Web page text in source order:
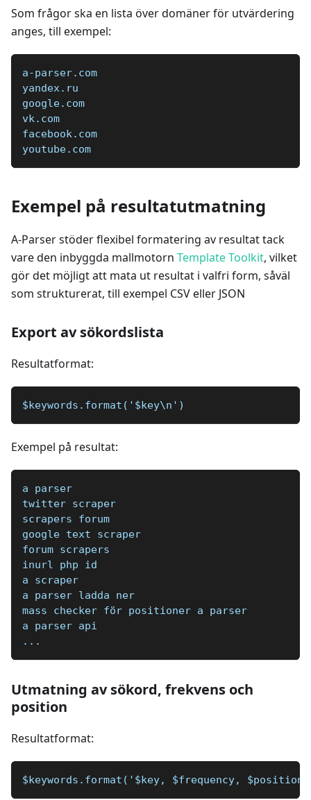
Som frågor ska en lista över domäner för utvärdering
anges, till exempel:
a-parser.com
yandex.ru
google.com
vk.com
facebook.com
youtube.com
Exempel på resultatutmatning
A-Parser stöder flexibel formatering av resultat tack
vare den inbyggda mallmotorn Template Toolkit, vilket
gör det möjligt att mata ut resultat i valfri form, såväl
som strukturerat, till exempel CSV eller JSON
Export av sökordslista
Resultatformat:
$keywords.format('$key\n')
Exempel på resultat:
a parser
twitter scraper
scrapers forum
google text scraper
forum scrapers
inurl php id
a scraper
a parser ladda ner
mass checker för positioner a parser
a parser api
...
Utmatning av sökord, frekvens och
position
Resultatformat:
$keywords.format('$key, $frequency,